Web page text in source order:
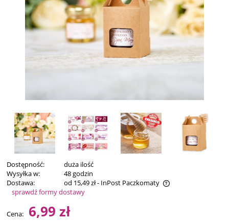
Dostępność:
duża ilość
Wysyłka w:
48 godzin
Dostawa:
od 15,49 zł- InPost Paczkomaty
Cena nie zawiera ewentualnych kosztów płatności
sprawdź formy dostawy
Cena: 6,99 zł